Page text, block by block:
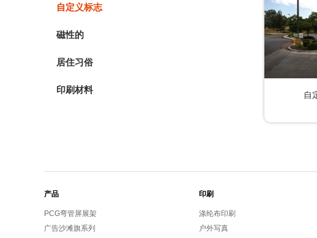
自定义标志
磁性的
居住习俗
印刷材料
自
产品
PCG弯管屏展架
广告沙滩旗系列
印刷
涤纶布印刷
户外写真